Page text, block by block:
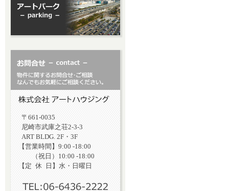
〒661-0035
尼崎市武庫之荘2-3-3
ART BLDG. 2F・3F
【営業時間】9:00 -18:00
（祝日）10:00 -18:00
【定 休 日】水・日曜日